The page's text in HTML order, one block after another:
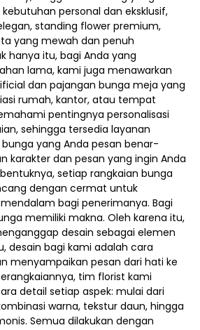
personal dan eksklusif,
standing flower premium,
yang mewah dan penuh
hanya itu, bagi Anda yang
lama, kami juga menawarkan
dan pajangan bunga meja yang
rumah, kantor, atau tempat
pentingnya personalisasi
sehingga tersedia layanan
yang Anda pesan benar-
karakter dan pesan yang ingin Anda
setiap rangkaian bunga
dengan cermat untuk
bagi penerimanya. Bagi
memiliki makna. Oleh karena itu,
desain sebagai elemen
desain bagi kami adalah cara
menyampaikan pesan dari hati ke
tim florist kami
detail setiap aspek: mulai dari
warna, tekstur daun, hingga
Semua dilakukan dengan